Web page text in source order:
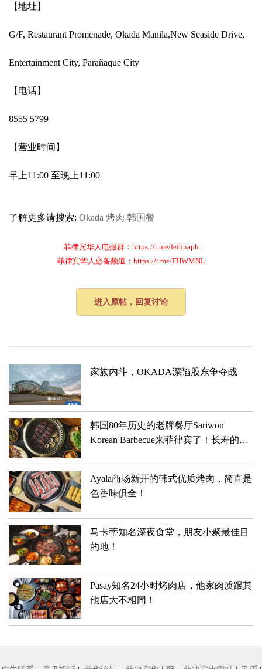
【地址】
G/F, Restaurant Promenade, Okada Manila,New Seaside Drive,
Entertainment City, Parañaque City
【电话】
8555 5799
【营业时间】
早上11:00 至晚上11:00
了解更多请搜索: Okada 烤肉 韩国餐
菲律宾华人电报群：https://t.me/feihuaph
菲律宾华人必备频道：https://t.me/FHWMNL
进入原帖，回复讨论
家族内斗，OKADA深陷股东争夺战
韩国80年历史的老牌餐厅Sariwon
Korean Barbecue来菲律宾了！长寿的秘
Ayala商场新开的韩式优质烤肉，简直是
色香味俱全！
马卡蒂知名深夜食堂，朋友小聚最佳目
的地！
Pasay知名24小时烤肉店，他家肉质跟其
他店大不相同！